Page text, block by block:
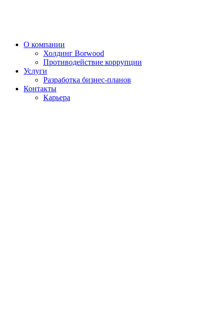
О компании
Холдинг Borwood
Противодействие коррупции
Услуги
Разработка бизнес-планов
Контакты
Карьера